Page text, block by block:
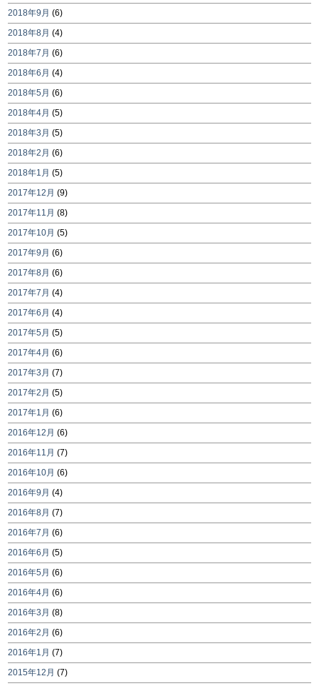
2018年9月 (6)
2018年8月 (4)
2018年7月 (6)
2018年6月 (4)
2018年5月 (6)
2018年4月 (5)
2018年3月 (5)
2018年2月 (6)
2018年1月 (5)
2017年12月 (9)
2017年11月 (8)
2017年10月 (5)
2017年9月 (6)
2017年8月 (6)
2017年7月 (4)
2017年6月 (4)
2017年5月 (5)
2017年4月 (6)
2017年3月 (7)
2017年2月 (5)
2017年1月 (6)
2016年12月 (6)
2016年11月 (7)
2016年10月 (6)
2016年9月 (4)
2016年8月 (7)
2016年7月 (6)
2016年6月 (5)
2016年5月 (6)
2016年4月 (6)
2016年3月 (8)
2016年2月 (6)
2016年1月 (7)
2015年12月 (7)